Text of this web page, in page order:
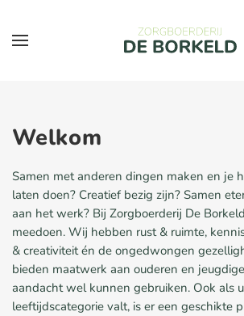
Skip to main content
Welkom
Samen met anderen dingen maken en je
laten doen? Creatief bezig zijn? Samen
aan het werk? Bij Zorgboerderij De
meedoen. Wij hebben rust & ruimte,
& creativiteit én de ongedwongen
bieden maatwerk aan ouderen en
aandacht wel kunnen gebruiken. Ook als
leeftijdscategorie valt, is er een geschikte